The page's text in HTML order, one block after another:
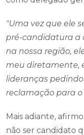
"Uma vez que ele
pré-candidatura a
na nossa região,
meu diretamente,
lideranças
reclamação para o
Mais adiante,
não ser candidato